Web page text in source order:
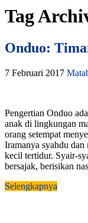
Tag
Onduo:
7 Februari 2017
Pengertian Onduo
anak di lingkungan
orang setempat
Iramanya syahdu dan
kecil tertidur. Syair-
bersajak, berisikan
Selengkapnya